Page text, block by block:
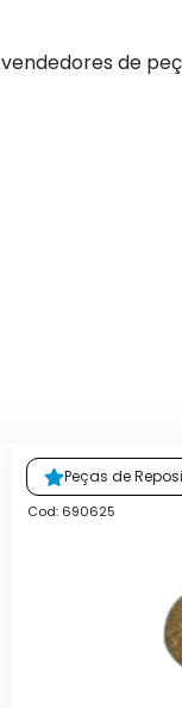
de
Peças de
Cod: 690625